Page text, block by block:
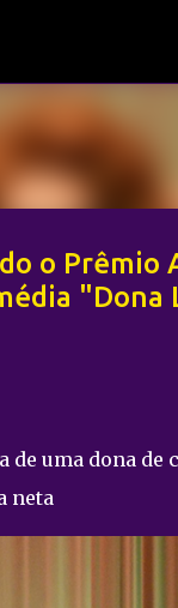
o Prêmio
"Dona
uma dona de
neta